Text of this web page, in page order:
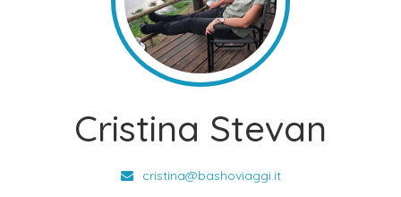
Mi piace essere sempre alla ricerca di nuovi itinerari e rotte da
scoprire e proporre. Per questo ho partecipato fin dall’inizio alla
nuova avventura di “Basho, dettagli di viaggio”.
Cristina Stevan
cristina@bashoviaggi.it